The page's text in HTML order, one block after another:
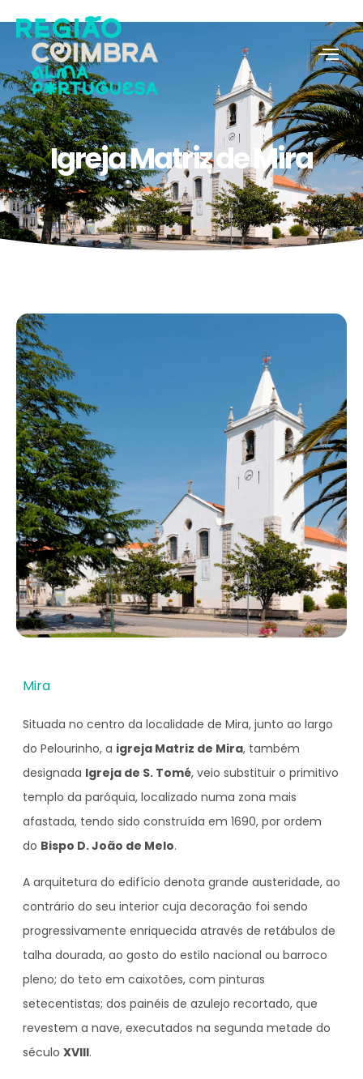
Igreja Matriz de Mira
Mira
Situada no centro da localidade de Mira, junto ao largo
do Pelourinho, a igreja Matriz de Mira, também
designada Igreja de S. Tomé, veio substituir o primitivo
templo da paróquia, localizado numa zona mais
afastada, tendo sido construída em 1690, por ordem
do Bispo D. João de Melo.
A arquitetura do edifício denota grande austeridade, ao
contrário do seu interior cuja decoração foi sendo
progressivamente enriquecida através de retábulos de
talha dourada, ao gosto do estilo nacional ou barroco
pleno; do teto em caixotões, com pinturas
setecentistas; dos painéis de azulejo recortado, que
revestem a nave, executados na segunda metade do
século XVIII.